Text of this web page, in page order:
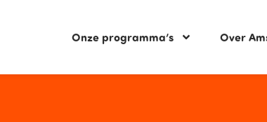
Onze programma’s Over